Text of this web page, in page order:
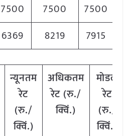
7500 7500
7500
6369 8219 7915
न्यूनतम
रेट
(रु./
क्विं.)
अधिकतम
रेट (रु./
क्विं.)
मोडल
रेट
(रु./
क्विं.)